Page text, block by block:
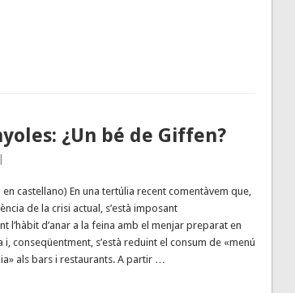
¿Un bé de Giffen?
castellano) En una tertúlia recent comentàvem que,
de la crisi actual, s’està imposant
l’hàbit d’anar a la feina amb el menjar preparat en
i, conseqüentment, s’està reduint el consum de «menú
als bars i restaurants. A partir …